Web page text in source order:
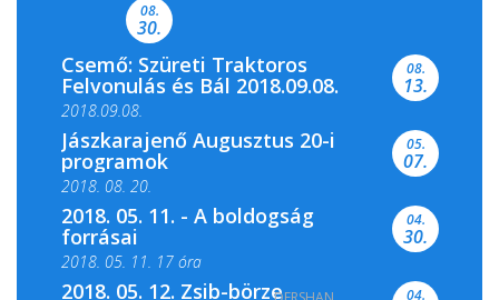
08.
30.
Csemő: Szüreti Traktoros
Felvonulás és Bál 2018.09.08.
2018.09.08.
08.
13.
Jászkarajenő Augusztus 20-i
programok
2018. 08. 20.
05.
07.
2018. 05. 11. - A boldogság
forrásai
2018. 05. 11. 17 óra
04.
30.
2018. 05. 12. Zsib-börze 04.